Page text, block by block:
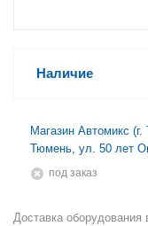
Наличие
Магазин Автомикс
Тюмень, ул. 50 лет
Под заказ
Доставка